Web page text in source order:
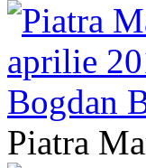
Piatra